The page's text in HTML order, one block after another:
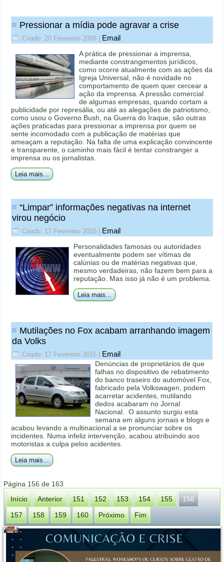
Pressionar a mídia pode agravar a crise
Criado: 20 Fevereiro 2008 Email
A prática de pressionar a imprensa,
mediante constrangimentos jurídicos,
como ocorre atualmente com as ações da
Igreja Universal, não é novidade no
comportamento de quem quer cercear a
ação da imprensa. A pressão comercial
de algumas empresas, quando cortam a
publicidade por represália, ou até as alegações de patriotismo,
como usou o Governo Bush, na Guerra do Iraque, são outras
ações praticadas para pressionar a imprensa por quem se
sente incomodado com a publicação de matérias que
ameaçam a reputação. Na falta de uma explicação convincente
e transparente, o caminho mais fácil é tentar constranger a
imprensa ou os jornalistas.
Leia mais...
“Limpar” informações negativas na internet
virou negócio
Criado: 17 Fevereiro 2015 Email
Personalidades famosas ou autoridades
eventualmente podem ser vítimas de
calúnias ou de matérias negativas que,
mesmo verdadeiras, não fazem bem para a
reputação. Mas isso já não é um problema.
Leia mais...
Mutilações no Fox acabam arranhando imagem
da Volks
Criado: 17 Fevereiro 2015 Email
Denúncias de proprietários de que
falhas no dispositivo de rebatimento
do banco traseiro do automóvel Fox,
fabricado pela Volkswagen, podem
acarretar acidentes, mutilando
dedos acabaram no Jornal
Nacional. O assunto surgiu esta
semana em alguns jornais e blogs e
acabou levando a multinacional a se pronunciar sobre os
incidentes. Numa infeliz intervenção, acabou atribuindo aos
motoristas a culpa pelos acidentes.
Leia mais...
Página 156 de 163
Início
Anterior 151 152 153 154 155
156
157
158 159 160 Próximo Fim